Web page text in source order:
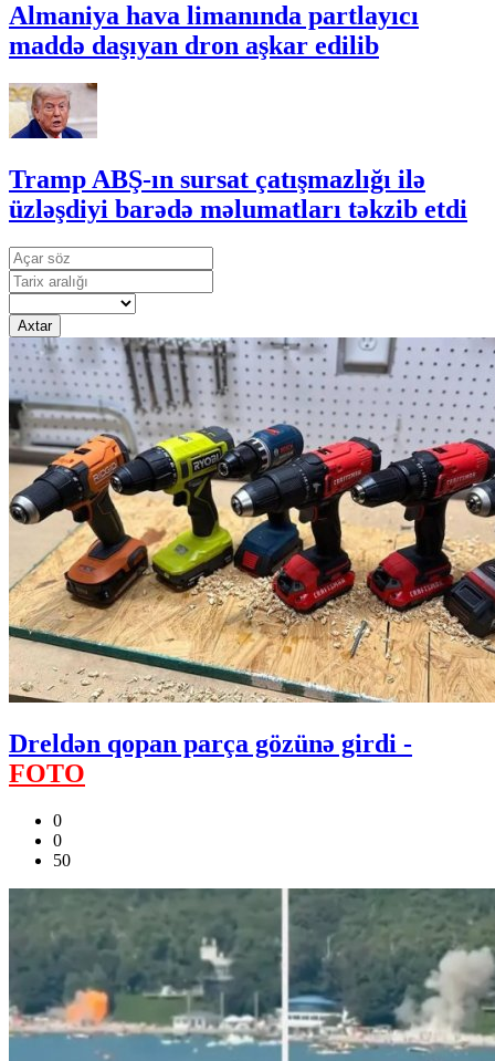
Almaniya hava limanında partlayıcı
maddə daşıyan dron aşkar edilib
Tramp ABŞ-ın sursat çatışmazlığı ilə
üzləşdiyi barədə məlumatları təkzib etdi
Axtar
Dreldən qopan parça gözünə girdi -
FOTO
0
0
50